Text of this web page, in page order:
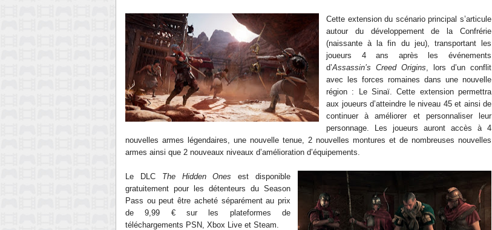
Cette extension du scénario principal s’articule
autour du développement de la Confrérie
(naissante à la fin du jeu), transportant les
joueurs 4 ans après les événements
d’Assassin’s Creed Origins, lors d’un conflit
avec les forces romaines dans une nouvelle
région : Le Sinaï. Cette extension permettra
aux joueurs d’atteindre le niveau 45 et ainsi de
continuer à améliorer et personnaliser leur
personnage. Les joueurs auront accès à 4
nouvelles armes légendaires, une nouvelle tenue, 2 nouvelles montures et de nombreuses nouvelles
armes ainsi que 2 nouveaux niveaux d’amélioration d’équipements.
Le DLC The Hidden Ones est disponible
gratuitement pour les détenteurs du Season
Pass ou peut être acheté séparément au prix
de 9,99 € sur les plateformes de
téléchargements PSN, Xbox Live et Steam.